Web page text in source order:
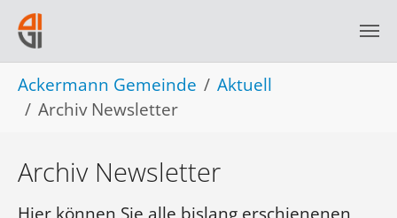
Skip to main navigation
Skip to main content
Skip to page footer
You are here:
Ackermann Gemeinde
Aktuell
Archiv Newsletter
Archiv Newsletter
Hier können Sie alle bislang erschienenen